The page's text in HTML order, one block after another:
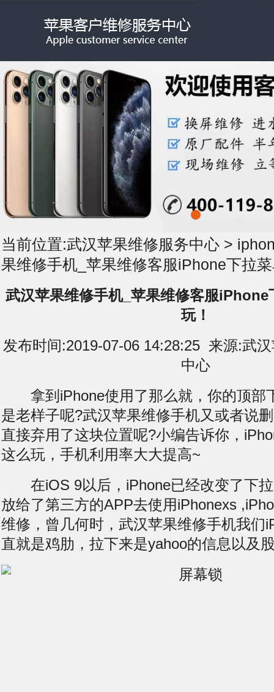
当前位置:武汉苹果维修服务中心 >
果维修手机_苹果维修客服iPhone下拉
武汉苹果维修手机_苹果维修客服iPhone
玩！
发布时间:2019-07-06 14:28:25 来源:武
中心
拿到iPhone使用了那么就，你的顶部
是老样子呢?武汉苹果维修手机又或者说
直接弃用了这块位置呢?小编告诉你，
这么玩，手机利用率大大提高~
在iOS 9以后，iPhone已经改变了下拉
放给了第三方的APP去使用iPhonexs
维修，曾几何时，武汉苹果维修手机我们
直就是鸡肋，拉下来是yahoo的信息以及